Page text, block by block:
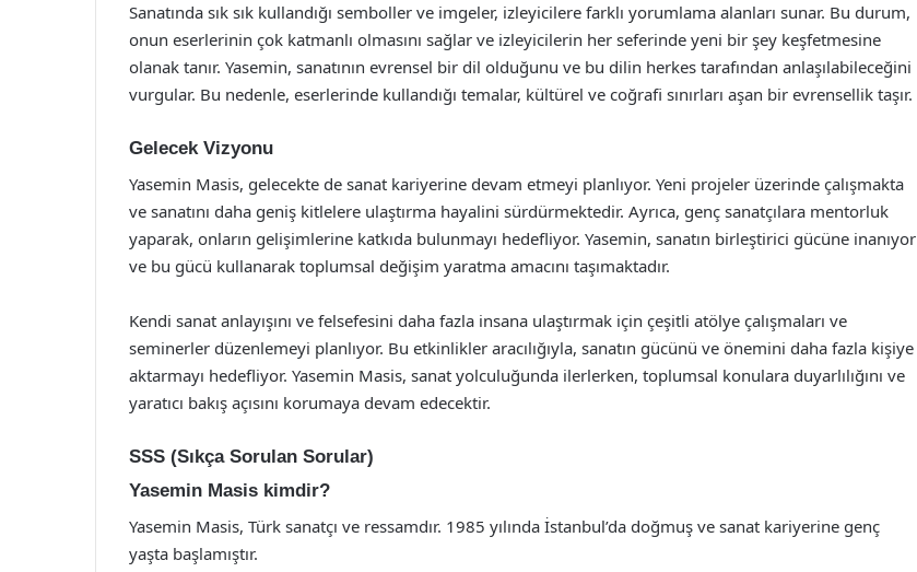
Sanatında sık sık kullandığı semboller ve imgeler, izleyicilere farklı yorumlama alanları sunar. Bu durum,
onun eserlerinin çok katmanlı olmasını sağlar ve izleyicilerin her seferinde yeni bir şey keşfetmesine
olanak tanır. Yasemin, sanatının evrensel bir dil olduğunu ve bu dilin herkes tarafından anlaşılabileceğini
vurgular. Bu nedenle, eserlerinde kullandığı temalar, kültürel ve coğrafi sınırları aşan bir evrensellik taşır.
Gelecek Vizyonu
Yasemin Masis, gelecekte de sanat kariyerine devam etmeyi planlıyor. Yeni projeler üzerinde çalışmakta
ve sanatını daha geniş kitlelere ulaştırma hayalini sürdürmektedir. Ayrıca, genç sanatçılara mentorluk
yaparak, onların gelişimlerine katkıda bulunmayı hedefliyor. Yasemin, sanatın birleştirici gücüne inanıyor
ve bu gücü kullanarak toplumsal değişim yaratma amacını taşımaktadır.
Kendi sanat anlayışını ve felsefesini daha fazla insana ulaştırmak için çeşitli atölye çalışmaları ve
seminerler düzenlemeyi planlıyor. Bu etkinlikler aracılığıyla, sanatın gücünü ve önemini daha fazla kişiye
aktarmayı hedefliyor. Yasemin Masis, sanat yolculuğunda ilerlerken, toplumsal konulara duyarlılığını ve
yaratıcı bakış açısını korumaya devam edecektir.
SSS (Sıkça Sorulan Sorular)
Yasemin Masis kimdir?
Yasemin Masis, Türk sanatçı ve ressamdır. 1985 yılında İstanbul’da doğmuş ve sanat kariyerine genç
yaşta başlamıştır.